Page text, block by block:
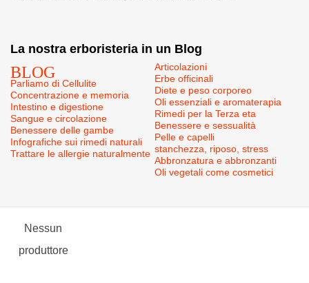
La nostra erboristeria in un Blog
BLOG
Parliamo di Cellulite
Concentrazione e memoria
Intestino e digestione
Sangue e circolazione
Benessere delle gambe
Infografiche sui rimedi naturali
Trattare le allergie naturalmente
Articolazioni
Erbe officinali
Diete e peso corporeo
Oli essenziali e aromaterapia
Rimedi per la Terza eta
Benessere e sessualità
Pelle e capelli
stanchezza, riposo, stress
Abbronzatura e abbronzanti
Oli vegetali come cosmetici
Nessun
produttore